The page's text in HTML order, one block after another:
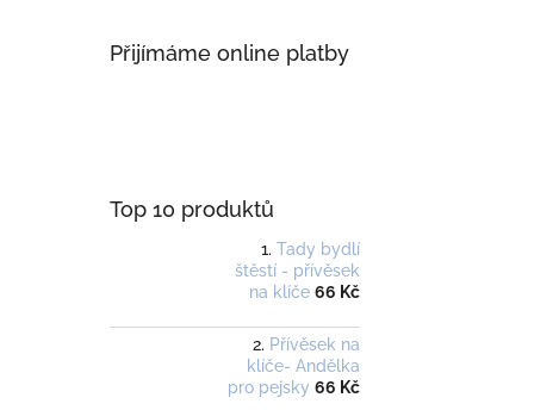
Přijímáme online platby
Top 10 produktů
Tady bydlí
štěstí - přívěsek
na klíče 66 Kč
Přívěsek na
klíče- Andělka
pro pejsky 66 Kč